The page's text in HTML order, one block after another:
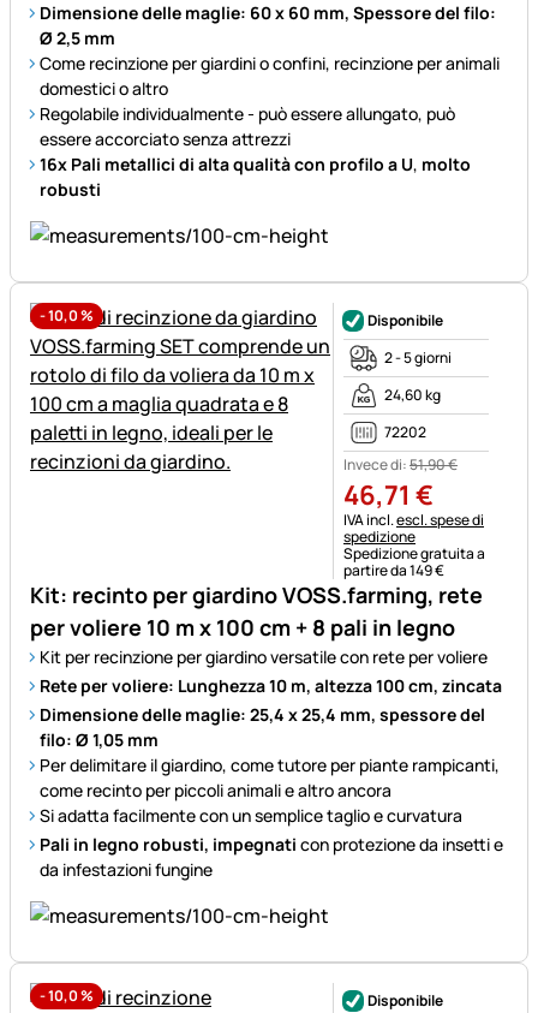
Dimensione delle maglie: 60 x 60 mm, Spessore del filo:
Ø 2,5 mm
Come recinzione per giardini o confini, recinzione per animali
domestici o altro
Regolabile individualmente - può essere allungato, può
essere accorciato senza attrezzi
16x Pali metallici di alta qualità con profilo a U, molto
robusti
-10,0%
Kit: recinto per giardino VOSS.farming, rete
per voliere 10 m x 100 cm + 8 pali in legno
Kit per recinzione per giardino versatile con rete per voliere
Rete per voliere: Lunghezza 10 m, altezza 100 cm, zincata
Dimensione delle maglie: 25,4 x 25,4 mm, spessore del
filo: Ø 1,05 mm
Per delimitare il giardino, come tutore per piante rampicanti,
come recinto per piccoli animali e altro ancora
Si adatta facilmente con un semplice taglio e curvatura
Pali in legno robusti, impegnati con protezione da insetti e
da infestazioni fungine
Disponibile
2 - 5 giorni
24,60 kg
72202
Invece di:51,90€
46,71 €
Informazioni fiscali:
IVA incl.escl. spese di
spedizione
Spedizione gratuita a
partire da 149 €
-10,0%
Disponibile